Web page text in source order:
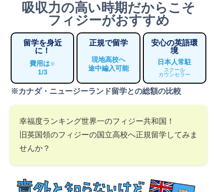
吸収力の高い時期だからこそ
フィジーがおすすめ
留学を身近
に！
費用は※
1/3
正規で留学
現地高校へ
途中編入可能
安心の英語環
境
日本人常駐
スクール
カウンセラー
※カナダ・ニュージーランド留学との総額の比較
幸福度ランキング世界一のフィジー共和国！
旧英国領のフィジーの国立高校へ正規留学してみま
せんか？